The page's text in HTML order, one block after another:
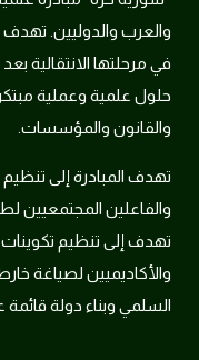
والعرب والدوليين. تهدف
في مرحلتها الانتقالية
حلول علمية وعملية
والقانون والمؤسسات.
تهدف المبادرة إلى
والفاعلين المجتمعيين
تهدف إلى تنظيم
والأكاديميين لصياغة
السلمي وبناء دولة